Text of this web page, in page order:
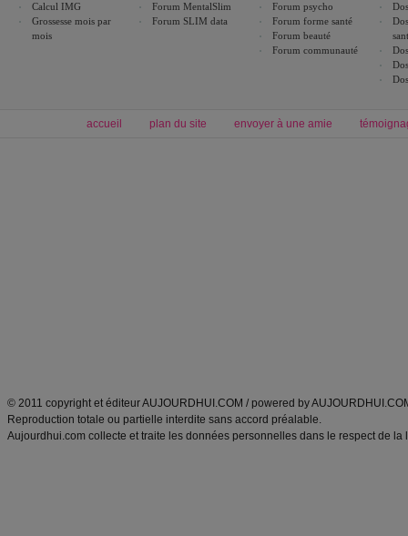
Calcul IMG
Grossesse mois par
mois
Forum MentalSlim
Forum SLIM data
Forum psycho
Forum forme santé
Forum beauté
Forum communauté
accueil plan du site envoyer à une amie
© 2011 copyright et éditeur AUJOURDHUI.COM / powered by
Reproduction totale ou partielle interdite sans accord préalable.
Aujourdhui.com collecte et traite les données personnelles dans le respect de